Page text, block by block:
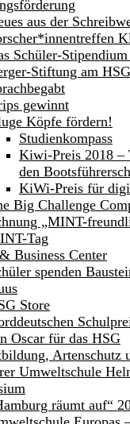
aus der
Schüler-
Stiftung am HSG
gewinnt
Köpfe fördern!
Studienkompass
Kiwi-Preis 2018 –
den
KiWi-Preis für
Big Challenge
„MINT-
Tag
Business Center
spenden
Store
Oscar für das HSG
Artenschutz
Umweltschule
räumt auf“